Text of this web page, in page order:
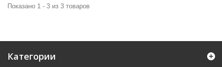
Показано 1 - 3 из 3 товаров
Категории